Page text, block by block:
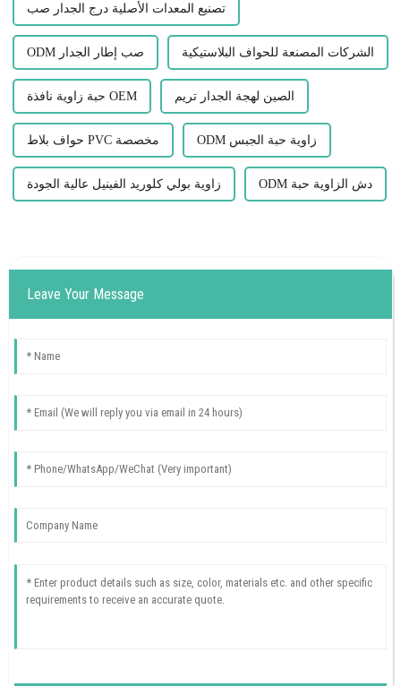
تصنيع المعدات الأصلية درج الجدار صب
ODM صب إطار الجدار الشركات المصنعة للحواف البلاستيكية
حبة زاوية نافذة OEM الصين لهجة الجدار تريم
حواف بلاط PVC مخصصة ODM زاوية حبة الجبس
زاوية بولي كلوريد الفينيل عالية الجودة ODM دش الزاوية حبة
Leave Your Message